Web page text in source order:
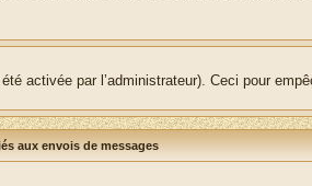
activée par l’administrateur). Ceci pour
aux envois de messages